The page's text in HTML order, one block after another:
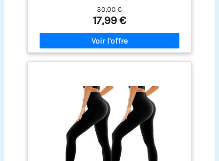
ourlet arrondi UA Tech est notre équipement
d'entraînement original incontournable: ample,
léger et il vous garde au frais
30,00 €
17,99 €